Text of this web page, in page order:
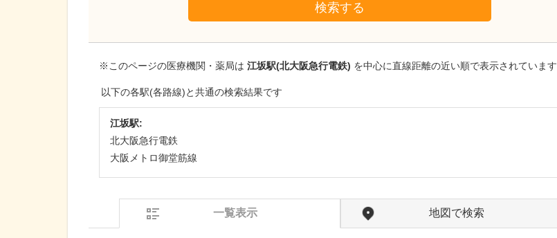
検索する
※このページの医療機関・薬局は 江坂駅(北大阪急行電鉄) を中心に直線距離の近い順で表示されています
以下の各駅(各路線)と共通の検索結果です
江坂駅:
北大阪急行電鉄
大阪メトロ御堂筋線
一覧表示 地図で検索
大阪府吹田市
千里北在宅クリニック
か?
や間質性肺炎の末期で大
学病院や基幹病院での治